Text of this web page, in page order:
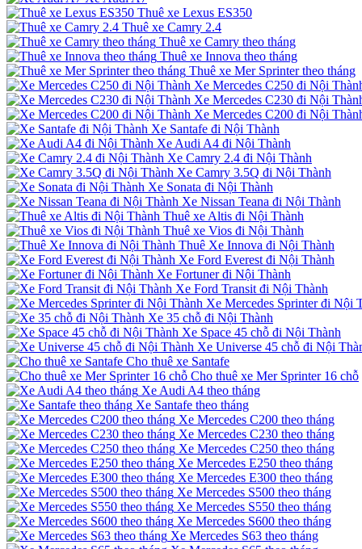
Thuê xe Lexus ES350
Thuê xe Camry 2.4
Thuê xe Camry theo tháng
Thuê xe Innova theo tháng
Thuê xe Mer Sprinter theo tháng
Xe Mercedes C250 đi Nội
Xe Mercedes C230 đi Nội
Xe Mercedes C200 đi Nội
Xe Santafe đi Nội Thành
Xe Audi A4 đi Nội Thành
Xe Camry 2.4 đi Nội Thành
Xe Camry 3.5Q đi Nội Thành
Xe Sonata đi Nội Thành
Xe Nissan Teana đi Nội Thành
Thuê xe Altis đi Nội Thành
Thuê xe Vios đi Nội Thành
Thuê Xe Innova đi Nội Thành
Xe Ford Everest đi Nội Thành
Xe Fortuner đi Nội Thành
Xe Ford Transit đi Nội Thành
Xe Mercedes Sprinter đi Nội
Xe 35 chỗ đi Nội Thành
Xe Space 45 chỗ đi Nội Thành
Xe Universe 45 chỗ đi Nội
Cho thuê xe Santafe
Cho thuê xe Mer Sprinter 16 chỗ
Xe Audi A4 theo tháng
Xe Santafe theo tháng
Xe Mercedes C200 theo tháng
Xe Mercedes C230 theo tháng
Xe Mercedes C250 theo tháng
Xe Mercedes E250 theo tháng
Xe Mercedes E300 theo tháng
Xe Mercedes S500 theo tháng
Xe Mercedes S550 theo tháng
Xe Mercedes S600 theo tháng
Xe Mercedes S63 theo tháng